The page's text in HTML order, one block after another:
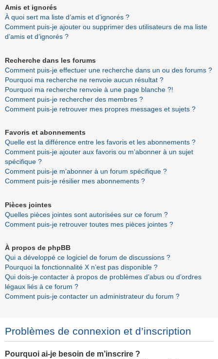
Amis et ignorés
À quoi sert ma liste d’amis et d’ignorés ?
Comment puis-je ajouter ou supprimer des utilisateurs de ma liste
d’amis et d’ignorés ?
Recherche dans les forums
Comment puis-je effectuer une recherche dans un ou des forums ?
Pourquoi ma recherche ne renvoie aucun résultat ?
Pourquoi ma recherche renvoie à une page blanche ?!
Comment puis-je rechercher des membres ?
Comment puis-je retrouver mes propres messages et sujets ?
Favoris et abonnements
Quelle est la différence entre les favoris et les abonnements ?
Comment puis-je ajouter aux favoris ou m’abonner à un sujet
spécifique ?
Comment puis-je m’abonner à un forum spécifique ?
Comment puis-je résilier mes abonnements ?
Pièces jointes
Quelles pièces jointes sont autorisées sur ce forum ?
Comment puis-je retrouver toutes mes pièces jointes ?
À propos de phpBB
Qui a développé ce logiciel de forum de discussions ?
Pourquoi la fonctionnalité X n’est pas disponible ?
Qui dois-je contacter à propos de problèmes d’abus ou d’ordres
légaux liés à ce forum ?
Comment puis-je contacter un administrateur du forum ?
Problèmes de connexion et d’inscription
Pourquoi ai-je besoin de m’inscrire ?